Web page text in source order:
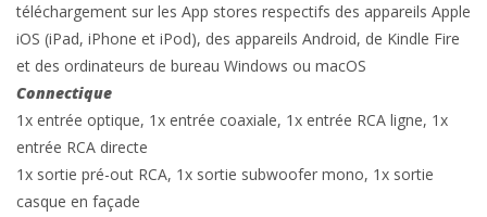
téléchargement sur les App stores respectifs des appareils Apple
iOS (iPad, iPhone et iPod), des appareils Android, de Kindle Fire
et des ordinateurs de bureau Windows ou macOS
Connectique
1x entrée optique, 1x entrée coaxiale, 1x entrée RCA ligne, 1x
entrée RCA directe
1x sortie pré-out RCA, 1x sortie subwoofer mono, 1x sortie
casque en façade